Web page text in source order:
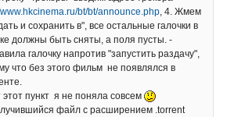
bt/bt/announce.php , 4. Жмем
и сохранить в", все остальные галочки в
должны быть сняты, а поля пусты. -
галочку напротив "запустить раздачу",
что без этого фильм не появлялся в
этот пункт я не поняла совсем
файл с расширением .torrent